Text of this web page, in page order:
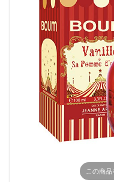
この商品